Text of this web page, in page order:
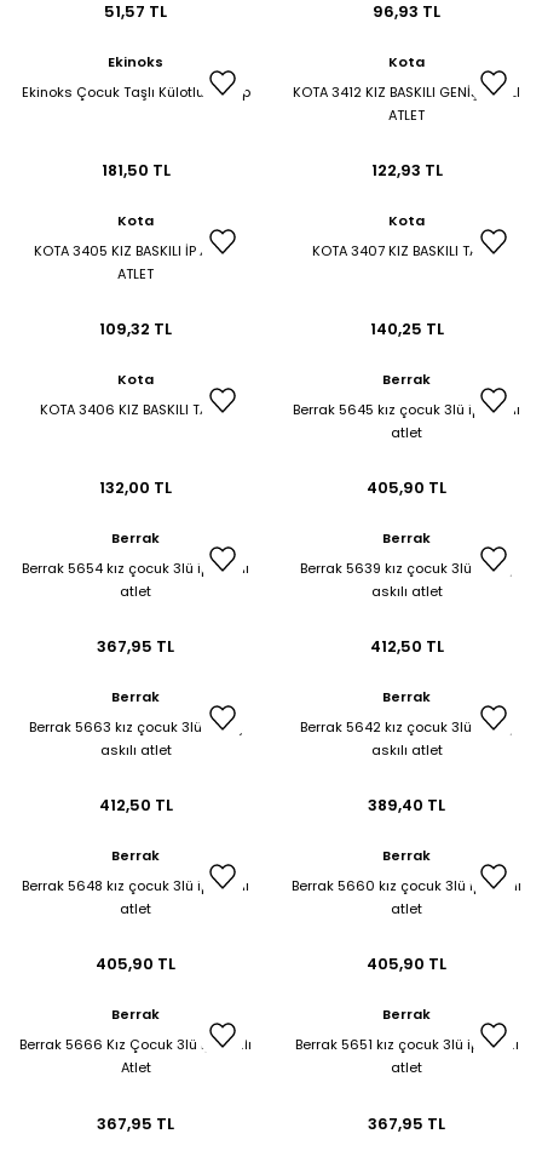
51,57 TL 96,93 TL
Ekinoks
Ekinoks Çocuk Taşlı Külotlu Çorap
181,50 TL
Kota
KOTA 3412 KIZ BASKILI GENİŞ ASKILI
ATLET
122,93 TL
Kota
KOTA 3405 KIZ BASKILI İP ASKILI
ATLET
109,32 TL
Kota
KOTA 3407 KIZ BASKILI TAKIM
140,25 TL
Kota
KOTA 3406 KIZ BASKILI TAKIM
132,00 TL
Berrak
Berrak 5645 kız çocuk 3lü ip askılı
atlet
405,90 TL
Berrak
Berrak 5654 kız çocuk 3lü ip askılı
atlet
367,95 TL
Berrak
Berrak 5639 kız çocuk 3lü geniş
askılı atlet
412,50 TL
Berrak
Berrak 5663 kız çocuk 3lü geniş
askılı atlet
412,50 TL
Berrak
Berrak 5642 kız çocuk 3lü geniş
askılı atlet
389,40 TL
Berrak
Berrak 5648 kız çocuk 3lü ip askılı
atlet
405,90 TL
Berrak
Berrak 5660 kız çocuk 3lü ip askılı
atlet
405,90 TL
Berrak
Berrak 5666 Kız Çocuk 3lü İp Askılı
Atlet
367,95 TL
Berrak
Berrak 5651 kız çocuk 3lü ip askılı
atlet
367,95 TL